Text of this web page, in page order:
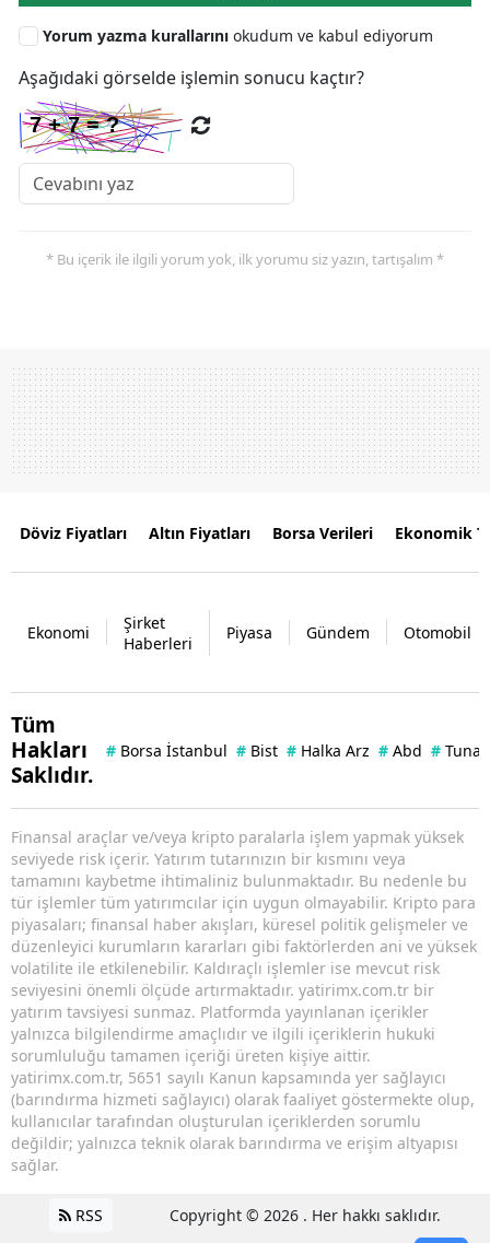
Yorum yazma kurallarını okudum ve kabul ediyorum
Aşağıdaki görselde işlemin sonucu kaçtır?
* Bu içerik ile ilgili yorum yok, ilk yorumu siz yazın, tartışalım *
Döviz Fiyatları Altın Fiyatları Borsa Verileri Ekonomik
Ekonomi
Şirket
Haberleri
Piyasa Gündem Otomobil
Tüm
Hakları
Saklıdır.
# Borsa İstanbul # Bist # Halka Arz # Abd # Tuna
Finansal araçlar ve/veya kripto paralarla işlem yapmak yüksek
seviyede risk içerir. Yatırım tutarınızın bir kısmını veya
tamamını kaybetme ihtimaliniz bulunmaktadır. Bu nedenle bu
tür işlemler tüm yatırımcılar için uygun olmayabilir. Kripto para
piyasaları; finansal haber akışları, küresel politik gelişmeler ve
düzenleyici kurumların kararları gibi faktörlerden ani ve yüksek
volatilite ile etkilenebilir. Kaldıraçlı işlemler ise mevcut risk
seviyesini önemli ölçüde artırmaktadır. yatirimx.com.tr bir
yatırım tavsiyesi sunmaz. Platformda yayınlanan içerikler
yalnızca bilgilendirme amaçlıdır ve ilgili içeriklerin hukuki
sorumluluğu tamamen içeriği üreten kişiye aittir.
yatirimx.com.tr, 5651 sayılı Kanun kapsamında yer sağlayıcı
(barındırma hizmeti sağlayıcı) olarak faaliyet göstermekte olup,
kullanıcılar tarafından oluşturulan içeriklerden sorumlu
değildir; yalnızca teknik olarak barındırma ve erişim altyapısı
sağlar.
RSS Copyright © 2026 . Her hakkı saklıdır.